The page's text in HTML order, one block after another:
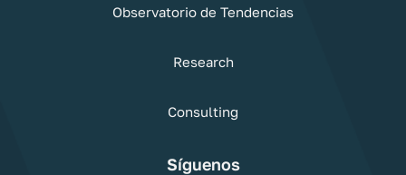
Observatorio de Tendencias
Research
Consulting
Síguenos